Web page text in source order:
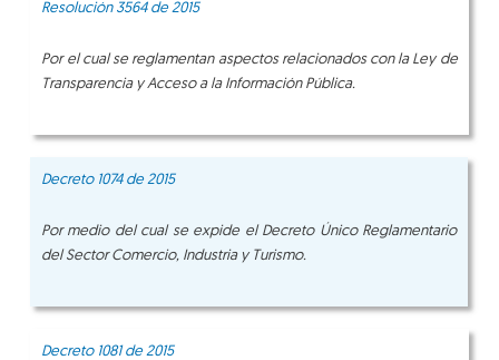
Resolución 3564 de 2015
Por el cual se reglamentan aspectos relacionados con la Ley de
Transparencia y Acceso a la Información Pública.
Decreto 1074 de 2015
Por medio del cual se expide el Decreto Único Reglamentario
del Sector Comercio, Industria y Turismo.
Decreto 1081 de 2015